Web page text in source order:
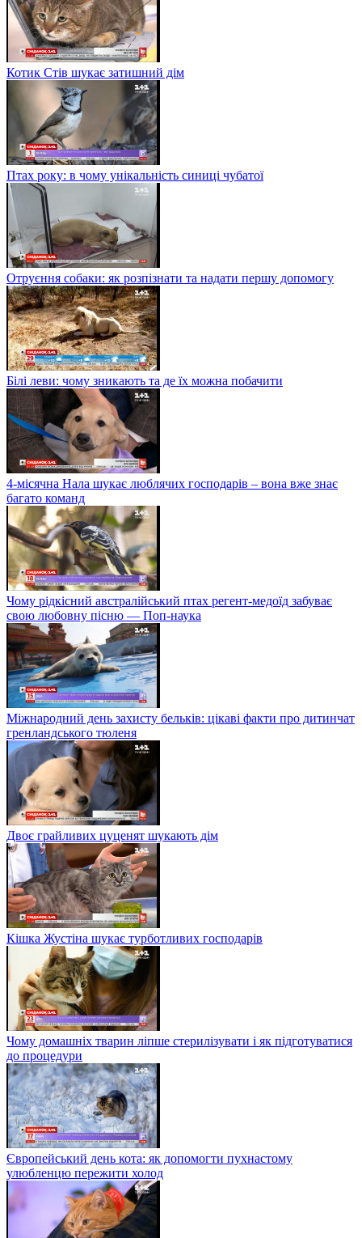
Котик Стів шукає затишний дім
Птах року: в чому унікальність синиці чубатої
Отруєння собаки: як розпізнати та надати першу допомогу
Білі леви: чому зникають та де їх можна побачити
4-місячна Нала шукає люблячих господарів – вона вже знає
багато команд
Чому рідкісний австралійський птах регент-медоїд забуває
свою любовну пісню — Поп-наука
Міжнародний день захисту бельків: цікаві факти про дитинчат
гренландського тюленя
Двоє грайливих цуценят шукають дім
Кішка Жустіна шукає турботливих господарів
Чому домашніх тварин ліпше стерилізувати і як підготуватися
до процедури
Європейський день кота: як допомогти пухнастому
улюбленцю пережити холод